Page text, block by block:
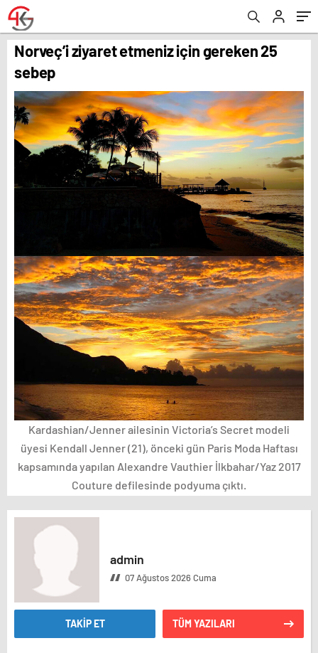
admin
07 Ağustos 2026 Cuma
TAKİP ET TÜM YAZILARI
Norveç’i ziyaret etmeniz için gereken 25
sebep
Kardashian/Jenner ailesinin Victoria’s Secret modeli
üyesi Kendall Jenner (21), önceki gün Paris Moda Haftası
kapsamında yapılan Alexandre Vauthier İlkbahar/Yaz 2017
Couture defilesinde podyuma çıktı.